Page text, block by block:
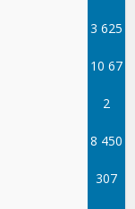
3 625
10 67
5
2
8 450
307